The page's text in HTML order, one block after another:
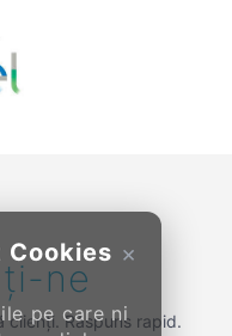
×
Cookies
pe care ni
ne
clienți. Răspuns rapid.